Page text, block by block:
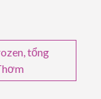
,tổng